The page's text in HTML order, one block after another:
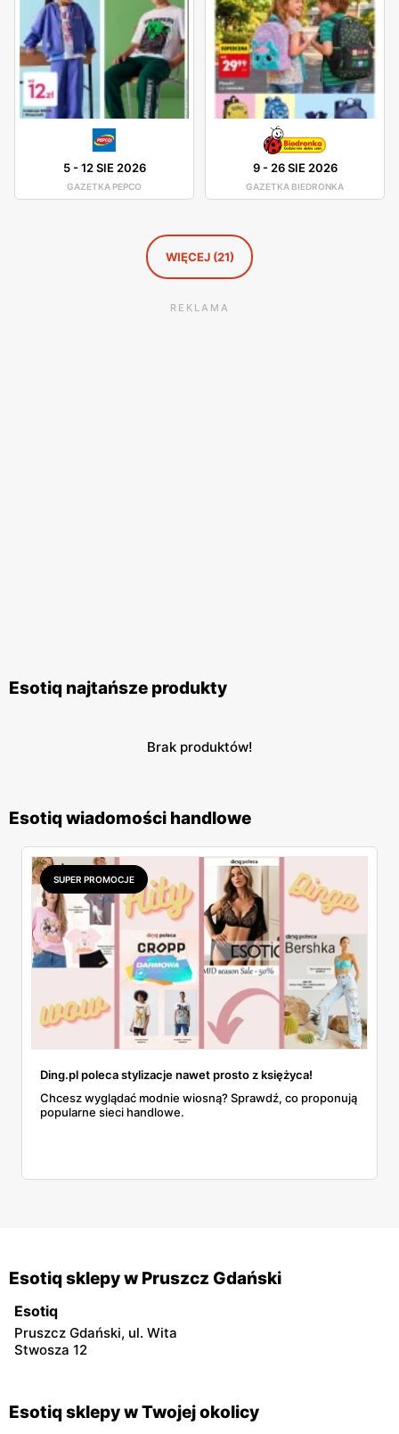
w licznych placówkach oraz w sklepie internetowym.
Dzięki temu klientki mają łatwy dostęp do szerokiej gamy
bielizny i odzieży domowej, które mogą zakupić w dogodny
dla siebie sposób. Firma kładzie duży nacisk na jakość
obsługi oraz pomoc w wyborze odpowiednich produktów,
co przekłada się na zadowolenie i lojalność klientek.
5-12 SIE 2026
GAZETKA PEPCO
9-26 SIE 2026
GAZETKA BIEDRONKA
WIĘCEJ (21)
REKLAMA
Esotiq najtańsze produkty
Brak produktów!
Esotiq wiadomości handlowe
SUPER PROMOCJE
Ding.pl poleca stylizacje nawet prosto z księżyca!
Chcesz wyglądać modnie wiosną? Sprawdź, co proponują
popularne sieci handlowe.
Esotiq sklepy w Pruszcz Gdański
Esotiq
Pruszcz Gdański, ul. Wita
Stwosza 12
Esotiq sklepy w Twojej okolicy